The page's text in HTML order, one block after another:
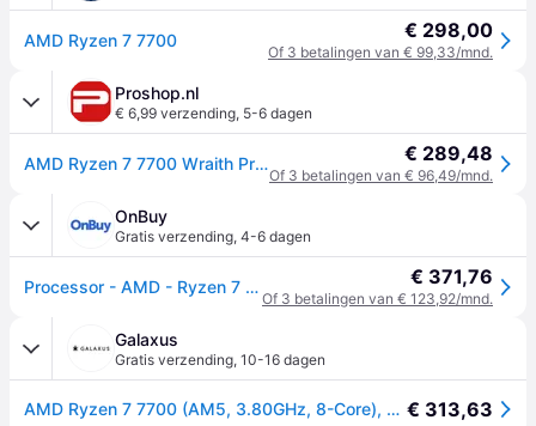
AMD Ryzen 7 7700 € 298,00
Of 3 betalingen van € 99,33/mnd.
Proshop.nl
€ 6,99 verzending, 5-6 dagen
AMD Ryzen 7 7700 Wraith Prism CPU - 8 kernen - 3.8 GHz - AMD AM5 - AMD Boxed (met koeler) € 289,48
Of 3 betalingen van € 96,49/mnd.
OnBuy
Gratis verzending, 4-6 dagen
Processor - AMD - Ryzen 7 7700 € 371,76
Of 3 betalingen van € 123,92/mnd.
Galaxus
Gratis verzending, 10-16 dagen
AMD Ryzen 7 7700 (AM5, 3.80GHz, 8-Core), Processor € 313,63